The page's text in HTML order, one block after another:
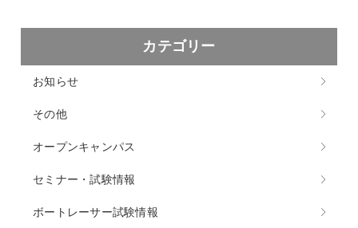
カテゴリー
お知らせ
その他
オープンキャンパス
セミナー・試験情報
ボートレーサー試験情報